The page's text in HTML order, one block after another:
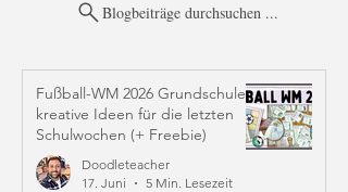
Blogbeiträge durchsuchen ...
Fußball-WM 2026 Grundschule:
kreative Ideen für die letzten
Schulwochen (+ Freebie)
Doodleteacher
17. Juni
5 Min. Lesezeit